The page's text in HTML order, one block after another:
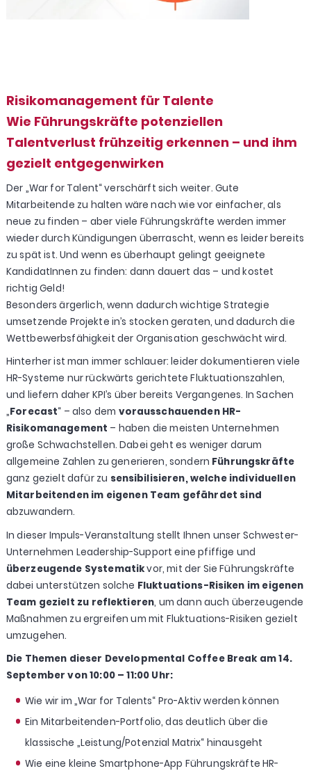
Risikomanagement für Talente
Wie Führungskräfte potenziellen
Talentverlust frühzeitig erkennen – und ihm
gezielt entgegenwirken
Der „War for Talent“ verschärft sich weiter. Gute
Mitarbeitende zu halten wäre nach wie vor einfacher, als
neue zu finden – aber viele Führungskräfte werden immer
wieder durch Kündigungen überrascht, wenn es leider bereits
zu spät ist. Und wenn es überhaupt gelingt geeignete
KandidatInnen zu finden: dann dauert das – und kostet
richtig Geld!
Besonders ärgerlich, wenn dadurch wichtige Strategie
umsetzende Projekte in’s stocken geraten, und dadurch die
Wettbewerbsfähigkeit der Organisation geschwächt wird.
Hinterher ist man immer schlauer: leider dokumentieren viele
HR-Systeme nur rückwärts gerichtete Fluktuationszahlen,
und liefern daher KPI’s über bereits Vergangenes. In Sachen
„Forecast“ – also dem vorausschauenden HR-
Risikomanagement – haben die meisten Unternehmen
große Schwachstellen. Dabei geht es weniger darum
allgemeine Zahlen zu generieren, sondern Führungskräfte
ganz gezielt dafür zu sensibilisieren, welche individuellen
Mitarbeitenden im eigenen Team gefährdet sind
abzuwandern.
In dieser Impuls-Veranstaltung stellt Ihnen unser Schwester-
Unternehmen Leadership-Support eine pfiffige und
überzeugende Systematikvor, mit der Sie Führungskräfte
dabei unterstützen solche Fluktuations-Risiken im eigenen
Team gezielt zu reflektieren, um dann auch überzeugende
Maßnahmen zu ergreifen um mit Fluktuations-Risiken gezielt
umzugehen.
Die Themen dieser Developmental Coffee Break am 14.
September von 10:00 – 11:00 Uhr:
Wie wir im „War for Talents“ Pro-Aktiv werden können
Ein Mitarbeitenden-Portfolio, das deutlich über die
klassische „Leistung/Potenzial Matrix“ hinausgeht
Wie eine kleine Smartphone-App Führungskräfte HR-